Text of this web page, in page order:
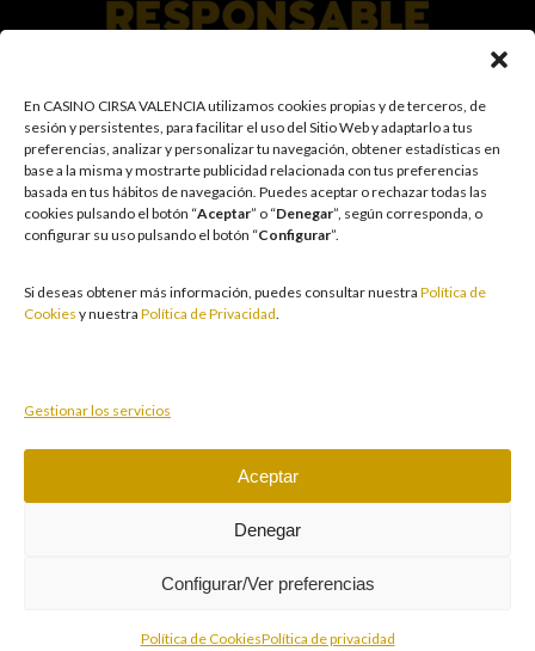
En CASINO CIRSA VALENCIA utilizamos cookies propias y de terceros, de
sesión y persistentes, para facilitar el uso del Sitio Web y adaptarlo a tus
preferencias, analizar y personalizar tu navegación, obtener estadísticas en
base a la misma y mostrarte publicidad relacionada con tus preferencias
basada en tus hábitos de navegación. Puedes aceptar o rechazar todas las
cookies pulsando el botón “Aceptar” o “Denegar”, según corresponda, o
configurar su uso pulsando el botón “Configurar”.
Si deseas obtener más información, puedes consultar nuestra Política de
Cookies y nuestra Política de Privacidad.
Gestionar los servicios
Aceptar
Denegar
Configurar/Ver preferencias
Política de CookiesPolítica de privacidad
En el Grupo CIRSA promovemos una actitud responsable hacia el juego,
garantizando un entorno seguro y transparente para nuestros clientes y
facilitamos medidas e información para que el juego sea siempre diversión y
entretenimiento, sin utilizarse como vía para afrontar problemas económicos
o emocionales. El acceso está prohibido a menores de 18 años y a las
personas con acceso restringido conforme a los registros de prohibición y/o
autoexclusión que resulten aplicables. También trabajamos para reforzar una
cultura de prevención y concienciación sobre los posibles trastornos
las circunstancias individuales. Asimismo, desarrollamos y mejoramos de
forma continuada nuestra Cultura de Juego Responsable mediante la
Juegue con responsabilidad.
Copyright © 2026 Casino Cirsa Valencia, S.A. Reservados